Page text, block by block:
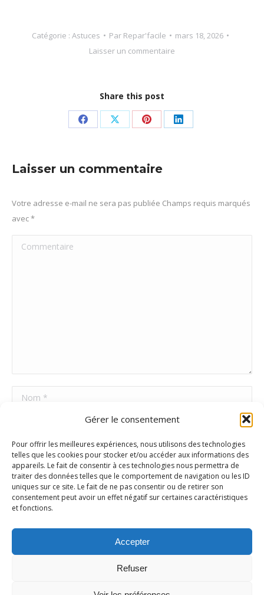
Gérer le consentement
Pour offrir les meilleures expériences, nous utilisons des technologies
telles que les cookies pour stocker et/ou accéder aux informations des
appareils. Le fait de consentir à ces technologies nous permettra de
traiter des données telles que le comportement de navigation ou les ID
uniques sur ce site. Le fait de ne pas consentir ou de retirer son
consentement peut avoir un effet négatif sur certaines caractéristiques
et fonctions.
Accepter
Refuser
Catégorie : Astuces Par Repar'facile
mars 18, 2026
Laisser un commentaire
Share this post
PartagerPartagerPartager
Pinterest
Partager
Laisser un commentaire
Votre adresse e-mail ne sera pas publiée Champs requis marqués
avec*
Commentaire
Nom *
Site Web
Poster commentaire